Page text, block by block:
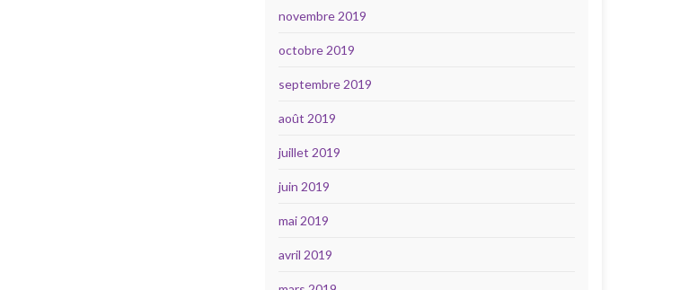
novembre 2019
octobre 2019
septembre 2019
août 2019
juillet 2019
juin 2019
mai 2019
avril 2019